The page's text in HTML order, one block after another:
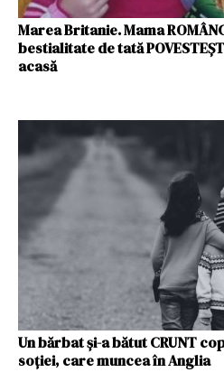
Marea Britanie. Mama
bestialitate de tată
acasă
Un bărbat şi-a bătut CRUNT
soţiei, care muncea în Anglia